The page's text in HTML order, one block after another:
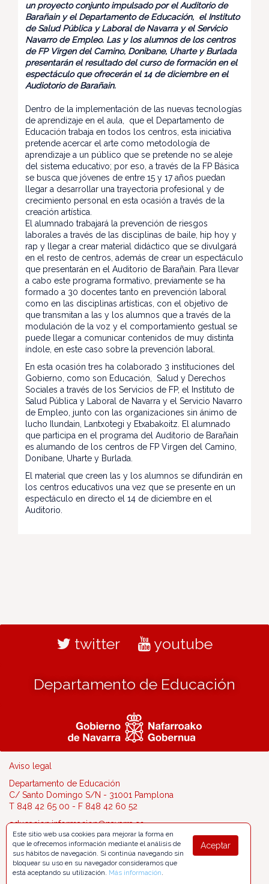
un proyecto conjunto impulsado por el Auditorio de
Barañain y el Departamento de Educación, el Instituto
de Salud Pública y Laboral de Navarra y el Servicio
Navarro de Empleo. Las y los alumnos de los centros
de FP Virgen del Camino, Donibane, Uharte y Burlada
presentarán el resultado del curso de formación en el
espectáculo que ofrecerán el 14 de diciembre en el
Audiotorio de Barañain.
Dentro de la implementación de las nuevas tecnologías
de aprendizaje en el aula, que el Departamento de
Educación trabaja en todos los centros, esta iniciativa
pretende acercar el arte como metodología de
aprendizaje a un público que se pretende no se aleje
del sistema educativo; por eso, a través de la FP Básica
se busca que jóvenes de entre 15 y 17 años puedan
llegar a desarrollar una trayectoria profesional y de
crecimiento personal en esta ocasión a través de la
creación artística.
El alumnado trabajará la prevención de riesgos
laborales a través de las disciplinas de baile, hip hoy y
rap y llegar a crear material didáctico que se divulgará
en el resto de centros, además de crear un espectáculo
que presentarán en el Auditorio de Barañain. Para llevar
a cabo este programa formativo, previamente se ha
formado a 30 docentes tanto en prevención laboral
como en las disciplinas artísticas, con el objetivo de
que transmitan a las y los alumnos que a través de la
modulación de la voz y el comportamiento gestual se
puede llegar a comunicar contenidos de muy distinta
índole, en este caso sobre la prevención laboral.
En esta ocasión tres ha colaborado 3 instituciones del
Gobierno, como son Educación, Salud y Derechos
Sociales a través de los Servicios de FP, el Instituto de
Salud Pública y Laboral de Navarra y el Servicio Navarro
de Empleo, junto con las organizaciones sin ánimo de
lucho Ilundain, Lantxotegi y Etxabakoitz. El alumnado
que participa en el programa del Auditorio de Barañain
es alumando de los centros de FP Virgen del Camino,
Donibane, Uharte y Burlada.
El material que creen las y los alumnos se difundirán en
los centros educativos una vez que se presente en un
espectáculo en directo el 14 de diciembre en el
Auditorio.
twitter youtube
Departamento de Educación
Aviso legal
Departamento de Educación
C/ Santo Domingo S/N - 31001 Pamplona
T 848 42 65 00 - F 848 42 60 52
educacion.informacion@navarra.es
Aceptar
Este sitio web usa cookies para mejorar la forma en
que le ofrecemos información mediante el análisis de
sus hábitos de navegación. Si continúa navegando sin
bloquear su uso en su navegador consideramos que
está aceptando su utilización. Más información.